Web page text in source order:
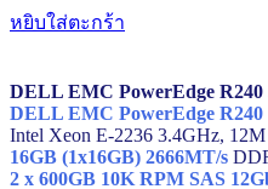
หยิบใส่ตะกร้า
DELL EMC PowerEdge R240
DELL EMC PowerEdge R240
Intel Xeon E-2236 3.4GHz,
16GB (1x16GB) 2666MT/s
2 x 600GB 10K RPM SAS